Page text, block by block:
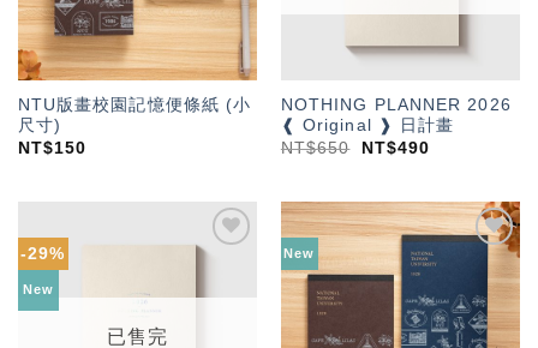
NTU版畫校園記憶便條紙 (小
尺寸)
NT$150
NOTHING PLANNER 2026
❰ Original ❱ 日計畫
NT$650 NT$490
-29%
New
望輕
已售完
New
「願
望輕
單」